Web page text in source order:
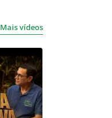
Mais vídeos